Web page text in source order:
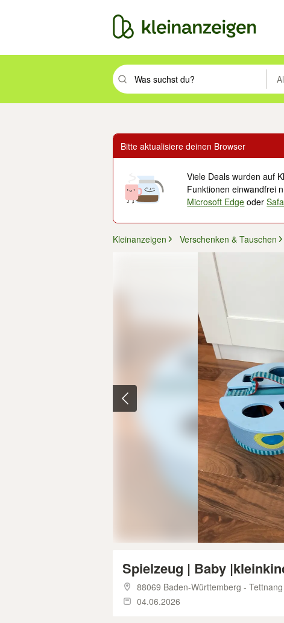
Suchbegriff eingeben. Eingabetaste
Bitte aktualisiere deinen Browser
Viele Deals wurden auf
Funktionen einwandfrei
Microsoft Edge oder
Kleinanzeigen Verschenken & Tauschen
Spielzeug | Baby
88069 Baden-Württemberg - Tettnang
04.06.2026